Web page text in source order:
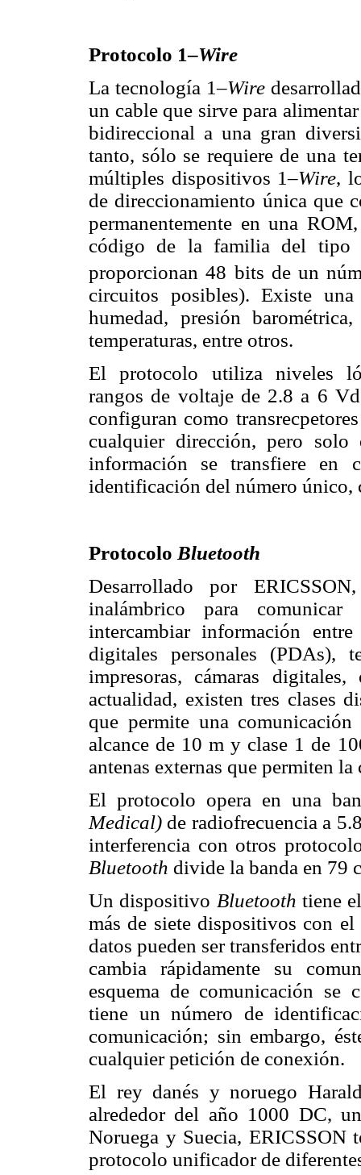
Protocolo 1–Wire
La tecnología 1–Wire
un cable que sirve para
bidireccional a una gran
tanto, sólo se requiere de una
múltiples dispositivos 1–Wire,
de direccionamiento única que
permanentemente en una
código de la familia del tipo
proporcionan 48 bits de un
circuitos posibles). Existe
humedad, presión
temperaturas, entre otros.
El protocolo utiliza niveles
rangos de voltaje de 2.8 a 6
configuran como
cualquier dirección, pero
información se transfiere en
identificación del número único,
Protocolo Bluetooth
Desarrollado por
inalámbrico para comunicar
intercambiar información
digitales personales (PDAs),
impresoras, cámaras
actualidad, existen tres clases
que permite una
alcance de 10 m y clase 1 de
antenas externas que permiten
El protocolo opera en una
Medical) de radiofrecuencia a
interferencia con otros
Bluetooth divide la banda en 79
Un dispositivo Bluetooth tiene
más de siete dispositivos con
datos pueden ser transferidos
cambia rápidamente su
esquema de comunicación se
tiene un número de
comunicación; sin embargo,
cualquier petición de conexión.
El rey danés y noruego
alrededor del año 1000 DC,
Noruega y Suecia, ERICSSON
protocolo unificador de